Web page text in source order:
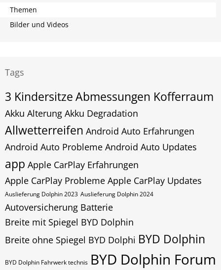
Themen
Bilder und Videos
Tags
3 KindersitzeAbmessungen Kofferraum
Akku Alterung Akku Degradation
Allwetterreifen Android Auto Erfahrungen
Android Auto Probleme Android Auto Updates
app Apple CarPlay Erfahrungen
Apple CarPlay Probleme Apple CarPlay Updates
Auslieferung Dolphin 2023 Auslieferung Dolphin 2024
Autoversicherung Batterie
Breite mit Spiegel BYD Dolphin
Breite ohne Spiegel BYD Dolphi BYD Dolphin
BYD Dolphin Fahrwerk technis BYD Dolphin Forum